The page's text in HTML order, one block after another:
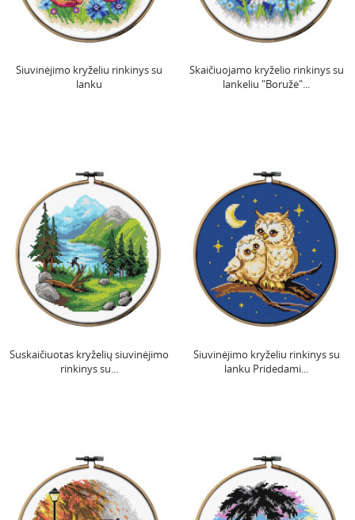
Siuvinėjimo kryželiu rinkinys su
lanku
Skaičiuojamo kryželio rinkinys su
lankeliu "Boružė"...
Suskaičiuotas kryželių siuvinėjimo
rinkinys su...
Siuvinėjimo kryželiu rinkinys su
lanku Pridedami...